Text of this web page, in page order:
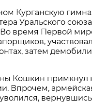
Курганскую
Уральского союза
Во время Первой
затем
Кошкин примкнул
Впрочем,